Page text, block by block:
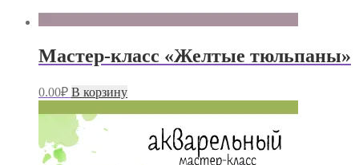
Мастер-класс «Желтые тюльпаны»
0.00₽ В корзину